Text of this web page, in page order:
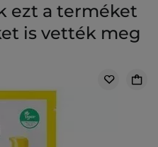
ezt a terméket
is vették meg